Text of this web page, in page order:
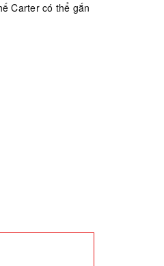
Carter có thể gắn